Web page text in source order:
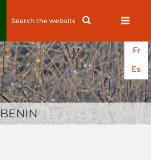
Search
Fr
Es
BENIN